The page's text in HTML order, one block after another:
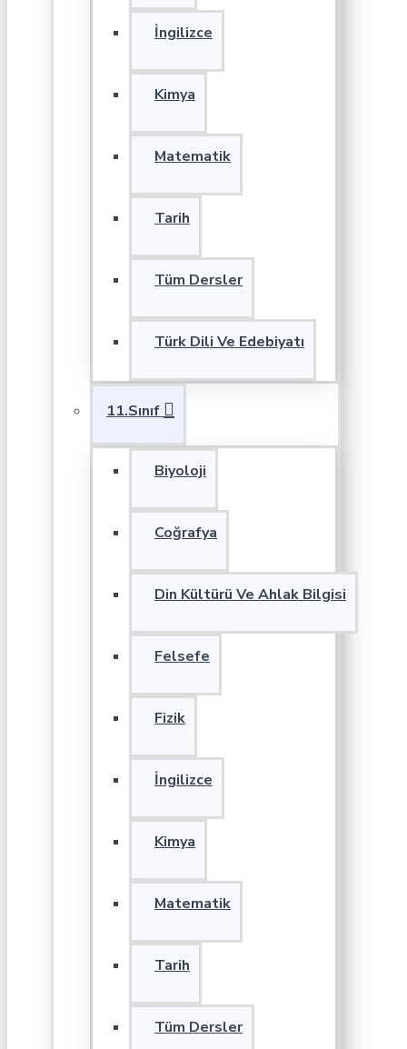
İngilizce
Kimya
Matematik
Tarih
Tüm Dersler
Türk Dili Ve Edebiyatı
11.Sınıf
Biyoloji
Coğrafya
Din Kültürü Ve Ahlak Bilgisi
Felsefe
Fizik
İngilizce
Kimya
Matematik
Tarih
Tüm Dersler